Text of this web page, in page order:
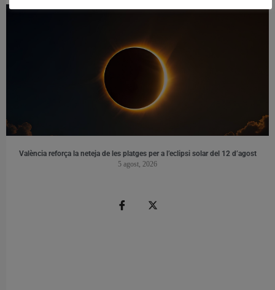
València reforça la neteja de les platges per a l’eclipsi solar del 12 d’agost
5 agost, 2026